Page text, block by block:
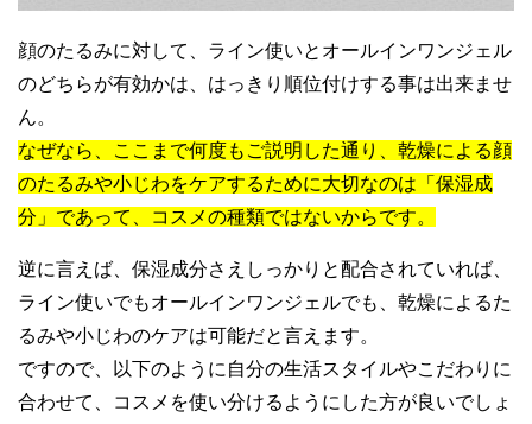
顔のたるみに対して、ライン使いとオールインワンジェル
のどちらが有効かは、はっきり順位付けする事は出来ませ
ん。
なぜなら、ここまで何度もご説明した通り、乾燥による顔
のたるみや小じわをケアするために大切なのは「保湿成
分」であって、コスメの種類ではないからです。
逆に言えば、保湿成分さえしっかりと配合されていれば、
ライン使いでもオールインワンジェルでも、乾燥によるた
るみや小じわのケアは可能だと言えます。
ですので、以下のように自分の生活スタイルやこだわりに
合わせて、コスメを使い分けるようにした方が良いでしょ